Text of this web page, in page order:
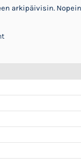
arkipäivisin.